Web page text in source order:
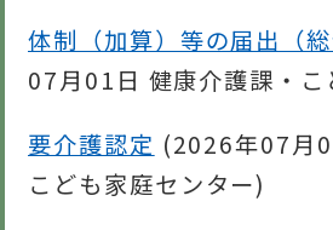
体制（加算）等の届出（総
07月01日 健康介護課・
要介護認定 (2026年07月
こども家庭センター)